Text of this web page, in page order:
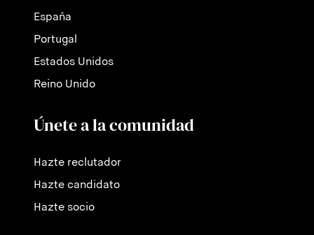
España
Portugal
Estados Unidos
Reino Unido
Únete a la comunidad
Hazte reclutador
Hazte candidato
Hazte socio